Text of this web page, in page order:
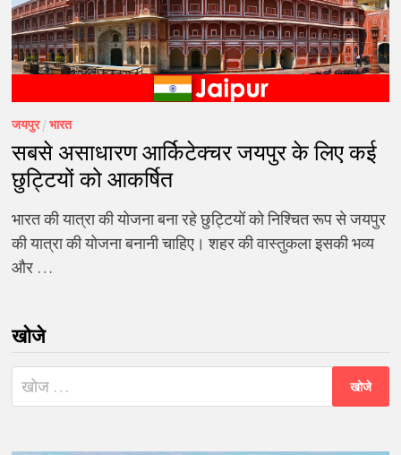
जयपुर/ भारत
सबसे असाधारण आर्किटेक्चर जयपुर के लिए कई
छुट्टियों को आकर्षित
भारत की यात्रा की योजना बना रहे छुट्टियों को निश्चित रूप से जयपुर
की यात्रा की योजना बनानी चाहिए। शहर की वास्तुकला इसकी भव्य
और …
खोजे
निम्न
को